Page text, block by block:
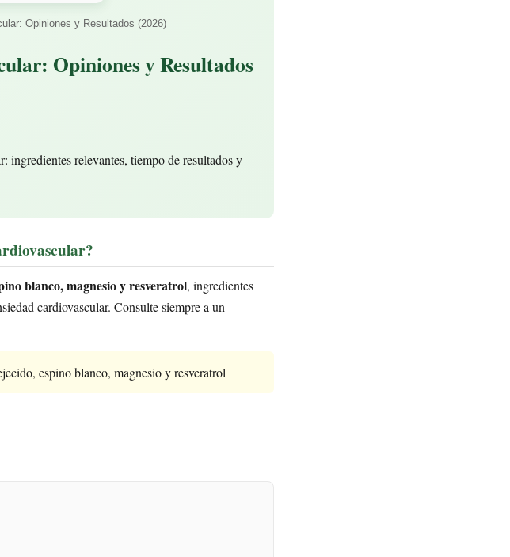
Opiniones y Resultados (2026)
Opiniones y Resultados
relevantes, tiempo de resultados y
blanco, magnesio y resveratrol, ingredientes
cardiovascular. Consulte siempre a un
espino blanco, magnesio y resveratrol